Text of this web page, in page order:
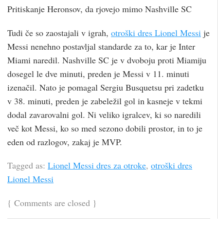
Pritiskanje Heronsov, da rjovejo mimo Nashville SC
Tudi če so zaostajali v igrah, otroški dres Lionel Messi je
Messi nenehno postavljal standarde za to, kar je Inter
Miami naredil. Nashville SC je v dvoboju proti Miamiju
dosegel le dve minuti, preden je Messi v 11. minuti
izenačil. Nato je pomagal Sergiu Busquetsu pri zadetku
v 38. minuti, preden je zabeležil gol in kasneje v tekmi
dodal zavarovalni gol. Ni veliko igralcev, ki so naredili
več kot Messi, ko so med sezono dobili prostor, in to je
eden od razlogov, zakaj je MVP.
Tagged as: Lionel Messi dres za otroke, otroški dres
Lionel Messi
{ Comments are closed }